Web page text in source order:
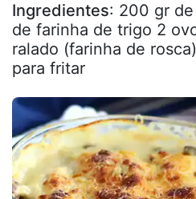
Ingredientes: 200 gr
de farinha de trigo 2
ralado (farinha de
para fritar